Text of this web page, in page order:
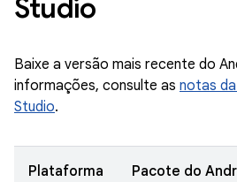
Studio
Baixe a versão mais recente do
informações, consulte as notas
Studio.
Plataforma Pacote do